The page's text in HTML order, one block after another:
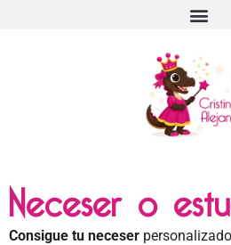
Neceser o
Consigue tu neceser